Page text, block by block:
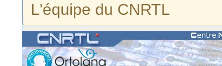
L'équipe du CNRTL